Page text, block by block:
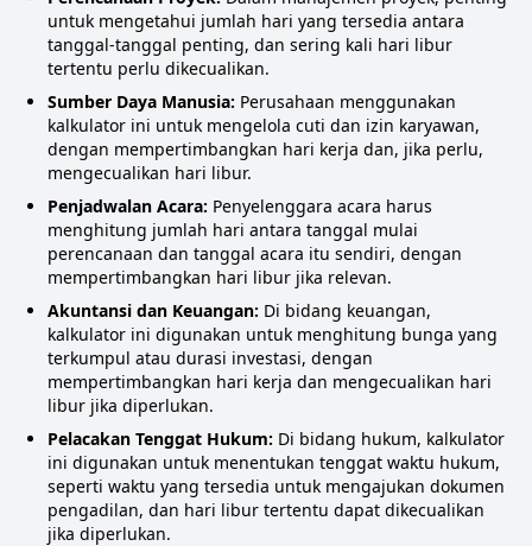
untuk mengetahui jumlah hari yang tersedia antara
tanggal-tanggal penting, dan sering kali hari libur
tertentu perlu dikecualikan.
Sumber Daya Manusia: Perusahaan menggunakan
kalkulator ini untuk mengelola cuti dan izin karyawan,
dengan mempertimbangkan hari kerja dan, jika perlu,
mengecualikan hari libur.
Penjadwalan Acara: Penyelenggara acara harus
menghitung jumlah hari antara tanggal mulai
perencanaan dan tanggal acara itu sendiri, dengan
mempertimbangkan hari libur jika relevan.
Akuntansi dan Keuangan: Di bidang keuangan,
kalkulator ini digunakan untuk menghitung bunga yang
terkumpul atau durasi investasi, dengan
mempertimbangkan hari kerja dan mengecualikan hari
libur jika diperlukan.
Pelacakan Tenggat Hukum: Di bidang hukum, kalkulator
ini digunakan untuk menentukan tenggat waktu hukum,
seperti waktu yang tersedia untuk mengajukan dokumen
pengadilan, dan hari libur tertentu dapat dikecualikan
jika diperlukan.